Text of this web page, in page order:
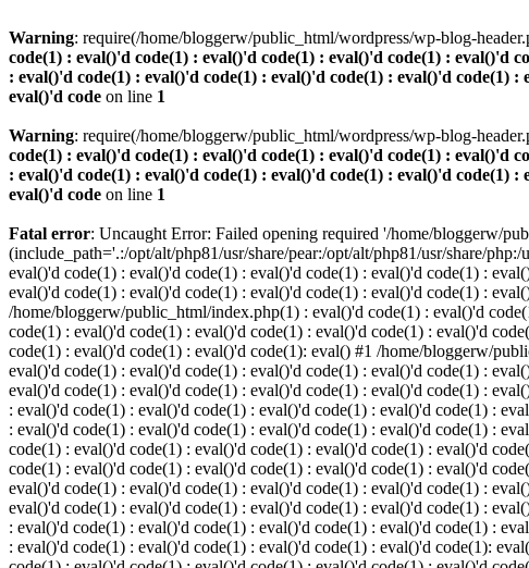
Warning: require(/home/bloggerw/public_html/wordpress/wp-blog-
code(1) : eval()'d code(1) : eval()'d code(1) : eval()'d code(1) : eval()'d
: eval()'d code(1) : eval()'d code(1) : eval()'d code(1) : eval()'d code(1)
eval()'d code on line 1
Warning: require(/home/bloggerw/public_html/wordpress/wp-blog-
code(1) : eval()'d code(1) : eval()'d code(1) : eval()'d code(1) : eval()'d
: eval()'d code(1) : eval()'d code(1) : eval()'d code(1) : eval()'d code(1)
eval()'d code on line 1
Fatal error: Uncaught Error: Failed opening required '/home/bloggerw/
(include_path='.:/opt/alt/php81/usr/share/pear:/opt/alt/php81/usr/share/
eval()'d code(1) : eval()'d code(1) : eval()'d code(1) : eval()'d code(1) :
eval()'d code(1) : eval()'d code(1) : eval()'d code(1) : eval()'d code(1) :
/home/bloggerw/public_html/index.php(1) : eval()'d code(1) : eval()'d
code(1) : eval()'d code(1) : eval()'d code(1) : eval()'d code(1) : eval()'d
code(1) : eval()'d code(1) : eval()'d code(1): eval() #1 /home/bloggerw/
eval()'d code(1) : eval()'d code(1) : eval()'d code(1) : eval()'d code(1) :
eval()'d code(1) : eval()'d code(1) : eval()'d code(1) : eval()'d code(1) :
: eval()'d code(1) : eval()'d code(1) : eval()'d code(1) : eval()'d code(1) :
: eval()'d code(1) : eval()'d code(1) : eval()'d code(1) : eval()'d code(1) :
code(1) : eval()'d code(1) : eval()'d code(1) : eval()'d code(1) : eval()'d
code(1) : eval()'d code(1) : eval()'d code(1) : eval()'d code(1) : eval()'d
eval()'d code(1) : eval()'d code(1) : eval()'d code(1) : eval()'d code(1) :
eval()'d code(1) : eval()'d code(1) : eval()'d code(1) : eval()'d code(1) :
: eval()'d code(1) : eval()'d code(1) : eval()'d code(1) : eval()'d code(1) :
: eval()'d code(1) : eval()'d code(1) : eval()'d code(1) : eval()'d code(1):